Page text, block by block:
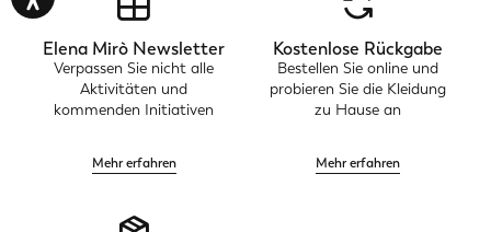
Elena Mirò Newsletter
Verpassen Sie nicht alle
Aktivitäten und
kommenden Initiativen
Mehr erfahren
Kostenlose Rückgabe
Bestellen Sie online und
probieren Sie die Kleidung
zu Hause an
Mehr erfahren